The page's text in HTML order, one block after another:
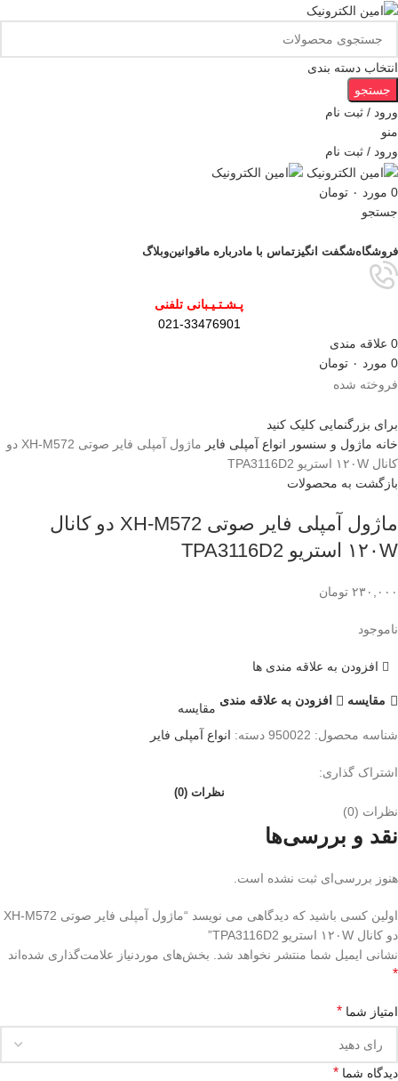
انتخاب دسته بندی
جستجو
ورود / ثبت نام
منو
ورود / ثبت نام
0 مورد ۰ تومان
جستجو
فروشگاهشگفت انگیز تماس با مادرباره ماقوانینوبلاگ
پـشـتـیـبانی تلفنی
021-33476901
0 علاقه مندی
0 مورد ۰ تومان
فروخته شده
برای بزرگنمایی کلیک کنید
خانه ماژول و سنسور انواع آمپلی فایر
ماژول آمپلی فایر صوتی XH-M572 دو
کانال ۱۲۰W استریو TPA3116D2
بازگشت به محصولات
ماژول آمپلی فایر صوتی XH-M572 دو کانال
۱۲۰W استریو TPA3116D2
۲۳۰,۰۰۰ تومان
ناموجود
افزودن به علاقه مندی ها
مقايسه افزودن به علاقه مندی
مقایسه
شناسه محصول: 950022 دسته: انواع آمپلی فایر
اشتراک گذاری:
نظرات (0)
نظرات (0)
نقد و بررسی‌ها
هنوز بررسی‌ای ثبت نشده است.
اولین کسی باشید که دیدگاهی می نویسد “ماژول آمپلی فایر صوتی XH-M572
دو کانال ۱۲۰W استریو TPA3116D2”
نشانی ایمیل شما منتشر نخواهد شد.
بخش‌های موردنیاز علامت‌گذاری شده‌اند
*
امتیاز شما *
دیدگاه شما *